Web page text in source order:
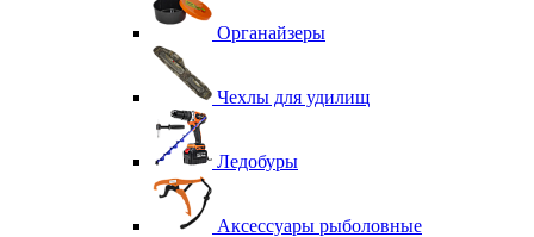
Органайзеры
Чехлы для удилищ
Ледобуры
Аксессуары рыболовные